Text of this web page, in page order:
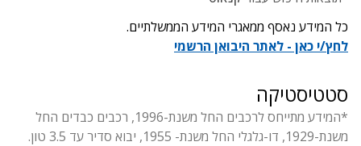
כל המידע נאסף ממאגרי המידע הממשלתיים.
לחץ/י כאן - לאתר היבואן הרשמי
סטטיסטיקה
*המידע מתייחס לרכבים החל משנת-1996, רכבים כבדים החל
משנת-1929, דו-גלגלי החל משנת- 1955, יבוא סדיר עד 3.5 טון.